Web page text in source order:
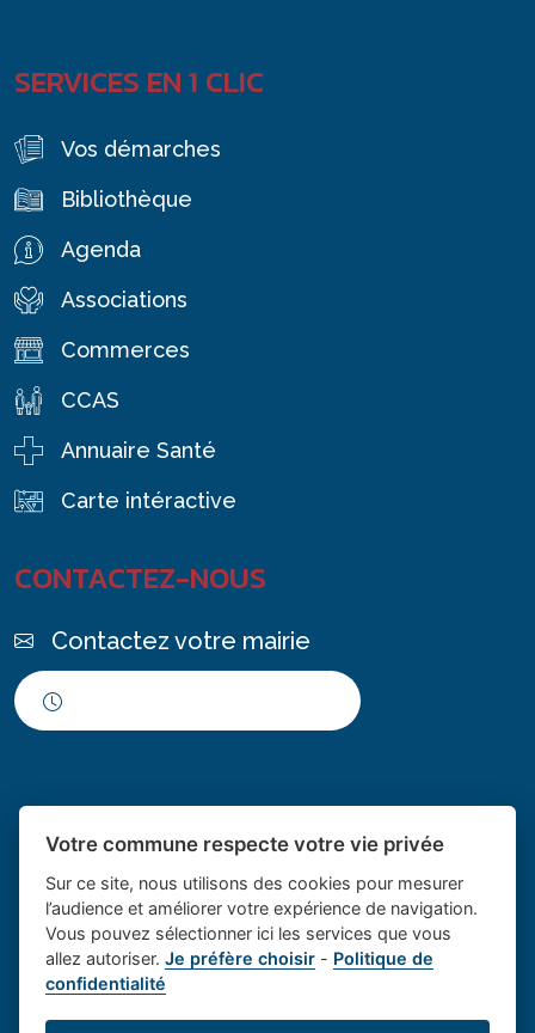
SERVICES EN 1 CLIC
Vos démarches
Bibliothèque
Agenda
Associations
Commerces
CCAS
Annuaire Santé
Carte intéractive
CONTACTEZ-NOUS
Contactez votre mairie
Place du village la solution web
et appli des collectivités
- Le village de
Mentions légales- Gestion des cookies
Votre commune respecte votre vie privée
Sur ce site, nous utilisons des cookies pour mesurer
l’audience et améliorer votre expérience de navigation.
Vous pouvez sélectionner ici les services que vous
allez autoriser.Je préfère choisir - Politique de
confidentialité